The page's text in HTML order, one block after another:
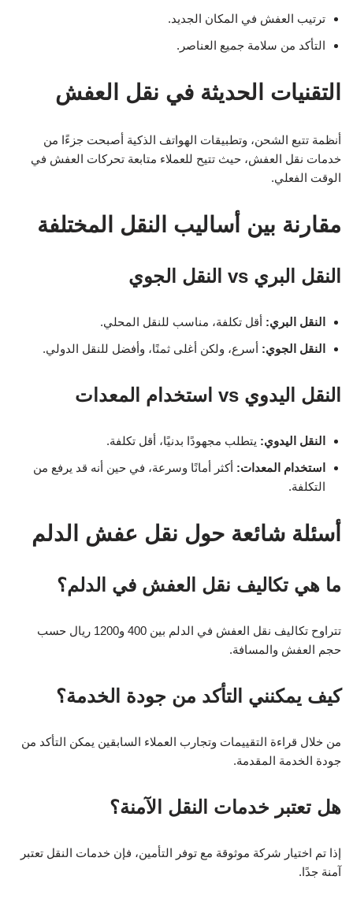
ترتيب العفش في المكان الجديد.
التأكد من سلامة جميع العناصر.
التقنيات الحديثة في نقل العفش
أنظمة تتبع الشحن، وتطبيقات الهواتف الذكية أصبحت جزءًا من
خدمات نقل العفش، حيث تتيح للعملاء متابعة تحركات العفش في
الوقت الفعلي.
مقارنة بين أساليب النقل المختلفة
النقل البري vs النقل الجوي
النقل البري: أقل تكلفة، مناسب للنقل المحلي.
النقل الجوي: أسرع، ولكن أغلى ثمنًا، وأفضل للنقل الدولي.
النقل اليدوي vs استخدام المعدات
النقل اليدوي: يتطلب مجهودًا بدنيًا، أقل تكلفة.
استخدام المعدات: أكثر أمانًا وسرعة، في حين أنه قد يرفع من
التكلفة.
أسئلة شائعة حول نقل عفش الدلم
ما هي تكاليف نقل العفش في الدلم؟
تتراوح تكاليف نقل العفش في الدلم بين 400 و1200 ريال حسب
حجم العفش والمسافة.
كيف يمكنني التأكد من جودة الخدمة؟
من خلال قراءة التقييمات وتجارب العملاء السابقين يمكن التأكد من
جودة الخدمة المقدمة.
هل تعتبر خدمات النقل الآمنة؟
إذا تم اختيار شركة موثوقة مع توفر التأمين، فإن خدمات النقل تعتبر
آمنة جدًا.